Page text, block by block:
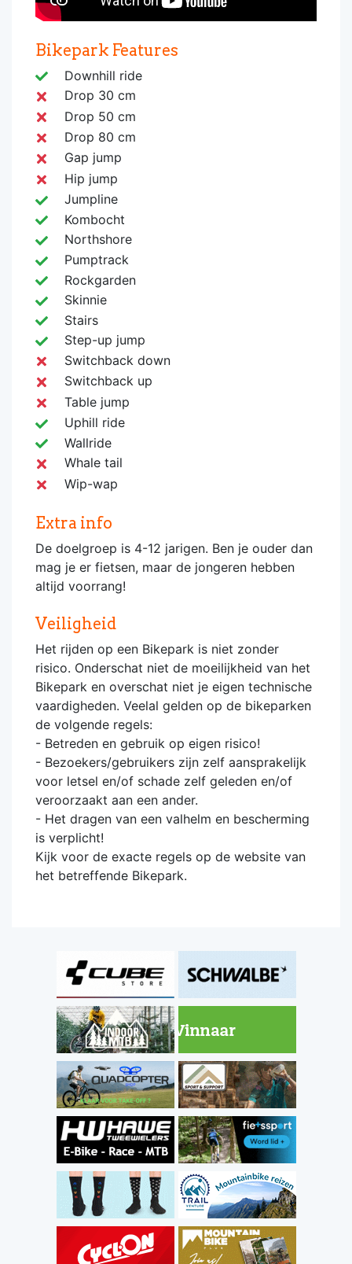
Bikepark Features
Downhill ride
Drop 30 cm
Drop 50 cm
Drop 80 cm
Gap jump
Hip jump
Jumpline
Kombocht
Northshore
Pumptrack
Rockgarden
Skinnie
Stairs
Step-up jump
Switchback down
Switchback up
Table jump
Uphill ride
Wallride
Whale tail
Wip-wap
Extra info
De doelgroep is 4-12 jarigen. Ben je ouder dan
mag je er fietsen, maar de jongeren hebben
altijd voorrang!
Veiligheid
Het rijden op een Bikepark is niet zonder
risico. Onderschat niet de moeilijkheid van het
Bikepark en overschat niet je eigen technische
vaardigheden. Veelal gelden op de bikeparken
de volgende regels:
- Betreden en gebruik op eigen risico!
- Bezoekers/gebruikers zijn zelf aansprakelijk
voor letsel en/of schade zelf geleden en/of
veroorzaakt aan een ander.
- Het dragen van een valhelm en bescherming
is verplicht!
Kijk voor de exacte regels op de website van
het betreffende Bikepark.